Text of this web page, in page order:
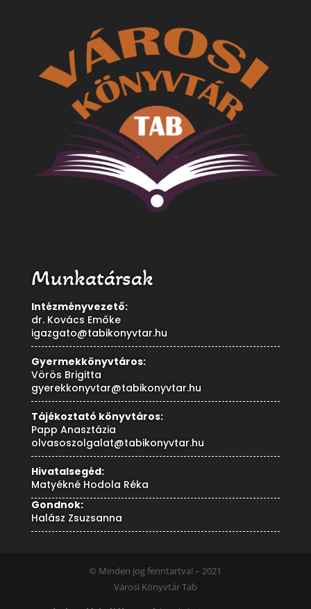
Munkatársak
Intézményvezető:
dr. Kovács Emőke
igazgato@tabikonyvtar.hu
Gyermekkönyvtáros:
Vörös Brigitta
gyerekkonyvtar@tabikonyvtar.hu
Tájékoztató könyvtáros:
Papp Anasztázia
olvasoszolgalat@tabikonyvtar.hu
Hivatalsegéd:
Matyékné Hodola Réka
Gondnok:
Halász Zsuzsanna
© Minden jog fenntartva! – 2021
Városi Könyvtár Tab